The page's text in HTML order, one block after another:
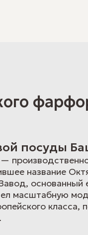
посуды
название
основанный
масштабную